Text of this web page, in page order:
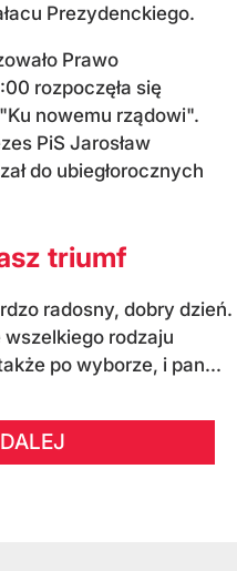
Prezydenckiego.
Prawo
rozpoczęła się
nowemu rządowi".
PiS Jarosław
do ubiegłorocznych
triumf
radosny, dobry dzień.
wszelkiego rodzaju
po wyborze, i pan...